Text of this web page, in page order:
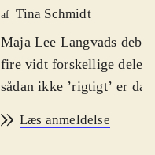
af Tina Schmidt
Maja Lee Langvads
fire vidt forskellige dele
sådan ikke ’rigtigt’ er
Læs anmeldelse